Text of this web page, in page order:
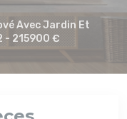
Avec Jardin Et
- 215900 €